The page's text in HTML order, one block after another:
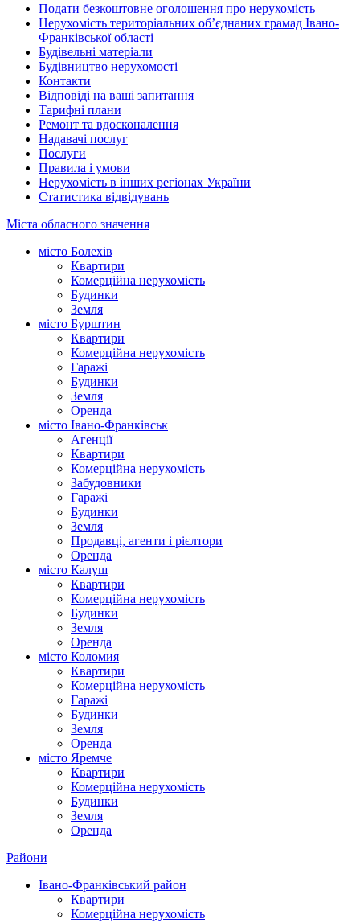
Подати безкоштовне оголошення про нерухомість
Нерухомість територіальних об’єднаних грамад Івано-
Франківської області
Будівельні матеріали
Будівництво нерухомості
Контакти
Відповіді на ваші запитання
Тарифні плани
Ремонт та вдосконалення
Надавачі послуг
Послуги
Правила і умови
Нерухомість в інших регіонах України
Статистика відвідувань
Міста обласного значення
місто Болехів
Квартири
Комерційна нерухомість
Будинки
Земля
місто Бурштин
Квартири
Комерційна нерухомість
Гаражі
Будинки
Земля
Оренда
місто Івано-Франківськ
Агенції
Квартири
Комерційна нерухомість
Забудовники
Гаражі
Будинки
Земля
Продавці, агенти і рієлтори
Оренда
місто Калуш
Квартири
Комерційна нерухомість
Будинки
Земля
Оренда
місто Коломия
Квартири
Комерційна нерухомість
Гаражі
Будинки
Земля
Оренда
місто Яремче
Квартири
Комерційна нерухомість
Будинки
Земля
Оренда
Райони
Івано-Франківський район
Квартири
Комерційна нерухомість